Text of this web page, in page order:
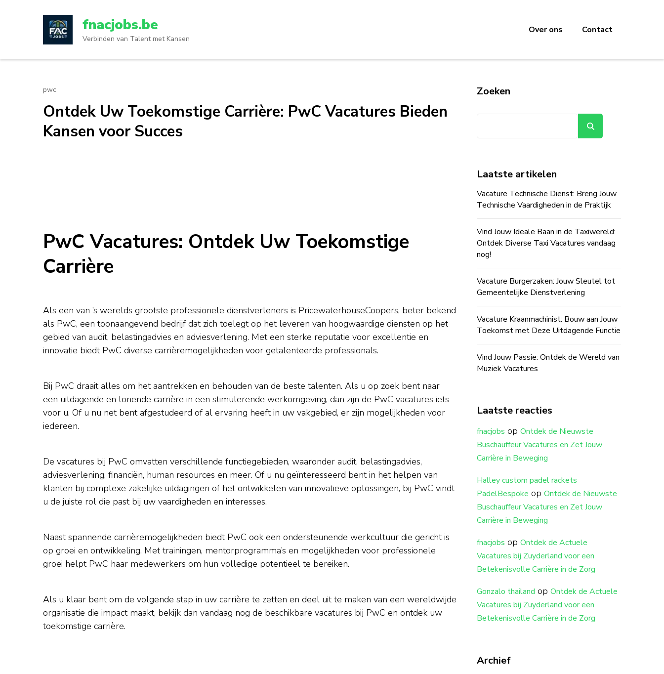
op
fnacjobs.be
Verbinden van Talent met Kansen
Over ons Contact
pwc
Ontdek Uw Toekomstige Carrière: PwC Vacatures Bieden
Kansen voor Succes
PwC Vacatures: Ontdek Uw Toekomstige
Carrière
Als een van ’s werelds grootste professionele dienstverleners is PricewaterhouseCoopers, beter bekend
als PwC, een toonaangevend bedrijf dat zich toelegt op het leveren van hoogwaardige diensten op het
gebied van audit, belastingadvies en adviesverlening. Met een sterke reputatie voor excellentie en
innovatie biedt PwC diverse carrièremogelijkheden voor getalenteerde professionals.
Bij PwC draait alles om het aantrekken en behouden van de beste talenten. Als u op zoek bent naar
een uitdagende en lonende carrière in een stimulerende werkomgeving, dan zijn de PwC vacatures iets
voor u. Of u nu net bent afgestudeerd of al ervaring heeft in uw vakgebied, er zijn mogelijkheden voor
iedereen.
De vacatures bij PwC omvatten verschillende functiegebieden, waaronder audit, belastingadvies,
adviesverlening, financiën, human resources en meer. Of u nu geïnteresseerd bent in het helpen van
klanten bij complexe zakelijke uitdagingen of het ontwikkelen van innovatieve oplossingen, bij PwC vindt
u de juiste rol die past bij uw vaardigheden en interesses.
Naast spannende carrièremogelijkheden biedt PwC ook een ondersteunende werkcultuur die gericht is
op groei en ontwikkeling. Met trainingen, mentorprogramma’s en mogelijkheden voor professionele
groei helpt PwC haar medewerkers om hun volledige potentieel te bereiken.
Als u klaar bent om de volgende stap in uw carrière te zetten en deel uit te maken van een wereldwijde
organisatie die impact maakt, bekijk dan vandaag nog de beschikbare vacatures bij PwC en ontdek uw
toekomstige carrière.
Zoeken
Laatste artikelen
Vacature Technische Dienst: Breng Jouw
Technische Vaardigheden in de Praktijk
Vind Jouw Ideale Baan in de Taxiwereld:
Ontdek Diverse Taxi Vacatures vandaag
nog!
Vacature Burgerzaken: Jouw Sleutel tot
Gemeentelijke Dienstverlening
Vacature Kraanmachinist: Bouw aan Jouw
Toekomst met Deze Uitdagende Functie
Vind Jouw Passie: Ontdek de Wereld van
Muziek Vacatures
Laatste reacties
fnacjobs op Ontdek de Nieuwste
Buschauffeur Vacatures en Zet Jouw
Carrière in Beweging
Halley custom padel rackets
PadelBespoke op Ontdek de Nieuwste
Buschauffeur Vacatures en Zet Jouw
Carrière in Beweging
fnacjobs op Ontdek de Actuele
Vacatures bij Zuyderland voor een
Betekenisvolle Carrière in de Zorg
Gonzalo thailand op Ontdek de Actuele
Vacatures bij Zuyderland voor een
Betekenisvolle Carrière in de Zorg
Archief